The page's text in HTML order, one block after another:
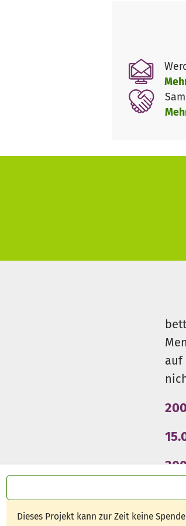
Dieses Projekt kann zur Zeit keine
Alle
Das ist ein
Helfen auch
auf